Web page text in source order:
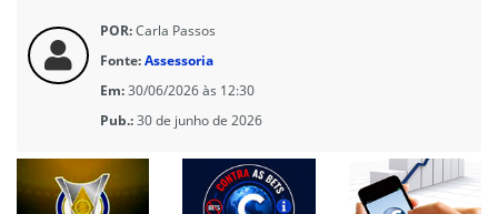
POR:Carla Passos
Fonte:Assessoria
Em:30/06/2026 às 12:30
Pub.:30 de junho de 2026